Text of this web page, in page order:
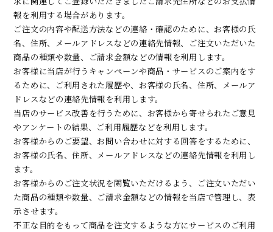
報を利用する場合があります。
ご注文の内容や配送方法などの連絡・確認のために、お客様の氏
名、住所、メールアドレスなどの連絡先情報、ご注文いただいた
商品の種類や数量、ご請求金額などの情報を利用します。
お客様に当店が行うキャンペーンや商品・サービスのご案内をす
るために、ご利用された履歴や、お客様の氏名、住所、メールア
ドレスなどの連絡先情報を利用します。
当店のサービス改善を行うために、お客様から寄せられたご意見
やアンケートの結果、ご利用履歴などを利用します。
お客様からのご要望、お問い合わせに対する回答をするために、
お客様の氏名、住所、メールアドレスなどの連絡先情報を利用し
ます。
お客様からのご注文状況を閲覧いただけるよう、ご注文いただい
た商品の種類や数量、ご請求金額などの情報を当店で管理し、表
示させます。
不正な目的をもって商品を注文するような方にサービスのご利用